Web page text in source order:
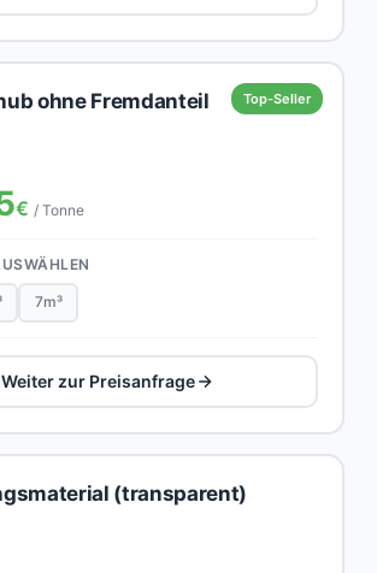
Top-Seller
ohne Fremdanteil
€ / Tonne
7m³
Weiter zur Preisanfrage
(transparent)